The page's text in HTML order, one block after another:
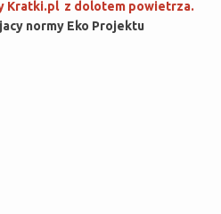
Kratki.pl z dolotem powietrza.
normy Eko Projektu